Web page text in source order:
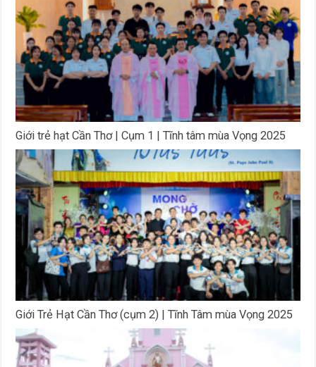
Giới trẻ hạt Cần Thơ | Cụm 1 | Tĩnh tâm mùa Vọng 2025
Giới Trẻ Hạt Cần Thơ (cụm 2) | Tĩnh Tâm mùa Vọng 2025